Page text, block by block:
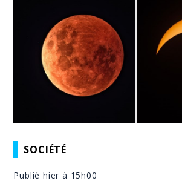
SOCIÉTÉ
Publié hier à 15h00